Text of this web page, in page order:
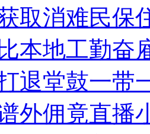
取消难民保
本地工勤奋
退堂鼓一带
外佣竟直播